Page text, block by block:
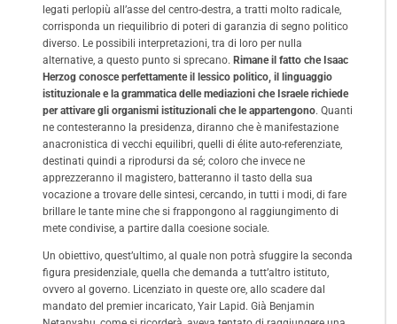
legati perlopiù all’asse del centro-destra, a tratti molto radicale,
corrisponda un riequilibrio di poteri di garanzia di segno politico
diverso. Le possibili interpretazioni, tra di loro per nulla
alternative, a questo punto si sprecano. Rimane il fatto che Isaac
Herzog conosce perfettamente il lessico politico, il linguaggio
istituzionale e la grammatica delle mediazioni che Israele richiede
per attivare gli organismi istituzionali che le appartengono. Quanti
ne contesteranno la presidenza, diranno che è manifestazione
anacronistica di vecchi equilibri, quelli di élite auto-referenziate,
destinati quindi a riprodursi da sé; coloro che invece ne
apprezzeranno il magistero, batteranno il tasto della sua
vocazione a trovare delle sintesi, cercando, in tutti i modi, di fare
brillare le tante mine che si frappongono al raggiungimento di
mete condivise, a partire dalla coesione sociale.
Un obiettivo, quest’ultimo, al quale non potrà sfuggire la seconda
figura presidenziale, quella che demanda a tutt’altro istituto,
ovvero al governo. Licenziato in queste ore, allo scadere dal
mandato del premier incaricato, Yair Lapid. Già Benjamin